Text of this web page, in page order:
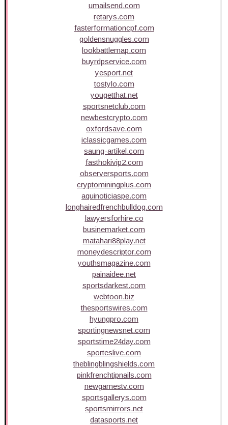
umailsend.com
retarys.com
fasterformationcpf.com
goldensnuggles.com
lookbattlemap.com
buyrdpservice.com
yesport.net
tostylo.com
yougetthat.net
sportsnetclub.com
newbestcrypto.com
oxfordsave.com
iclassicgames.com
saung-artikel.com
fasthokivip2.com
observersports.com
cryptominingplus.com
aquinoticiaspe.com
longhairedfrenchbulldog.com
lawyersforhire.co
businemarket.com
matahari88play.net
moneydescriptor.com
youthsmagazine.com
painaidee.net
sportsdarkest.com
webtoon.biz
thesportswires.com
hyungpro.com
sportingnewsnet.com
sportstime24day.com
sporteslive.com
theblingblingshields.com
pinkfrenchtipnails.com
newgamestv.com
sportsgallerys.com
sportsmirrors.net
datasports.net